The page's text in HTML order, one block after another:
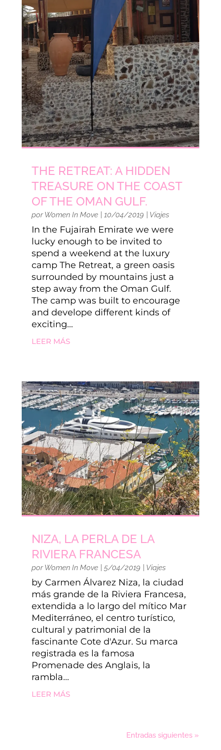
THE RETREAT: A HIDDEN
TREASURE ON THE COAST
OF THE OMAN GULF.
porWomen In Move| 10/04/2019 Viajes
In the Fujairah Emirate we were
lucky enough to be invited to
spend a weekend at the luxury
camp The Retreat, a green oasis
surrounded by mountains just a
step away from the Oman Gulf.
The camp was built to encourage
and develope different kinds of
exciting...
LEER MÁS
NIZA, LA PERLA DE LA
RIVIERA FRANCESA
porWomen In Move| 5/04/2019 Viajes
by Carmen Álvarez Niza, la ciudad
más grande de la Riviera Francesa,
extendida a lo largo del mítico Mar
Mediterráneo, el centro turístico,
cultural y patrimonial de la
fascinante Cote d'Azur. Su marca
registrada es la famosa
Promenade des Anglais, la
rambla...
LEER MÁS
Entradas siguientes »